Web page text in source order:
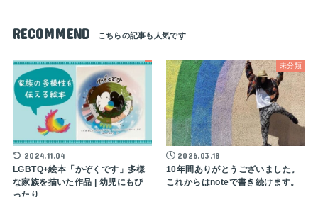
RECOMMEND
2024.11.04
LGBTQ+絵本「かぞくです」多様
な家族を描いた作品 | 幼児にもぴ
ったり
未分類
2026.03.18
10年間ありがとうございました。
これからはnoteで書き続けます。